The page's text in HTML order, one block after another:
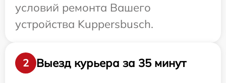
условий ремонта Вашего
устройства Kuppersbusch.
2
Выезд курьера за 35 минут